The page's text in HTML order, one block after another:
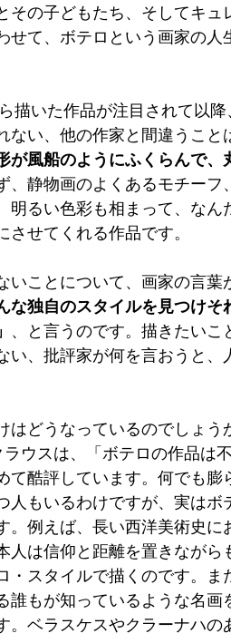
の子どもたち、そしてキュ
て、ボテロという画家の人
描いた作品が注目されて以
い、他の作家と間違うこと
が風船のようにふくらんで、
静物画のよくあるモチーフ
るい色彩も相まって、なん
せてくれる作品です。
ことについて、画家の言葉
な独自のスタイルを見つけそ
、と言うのです。描きたいこ
、批評家が何を言おうと、
はどうなっているのでしょう
ウスは、「ボテロの作品は
酷評しています。何でも膨
もいるわけですが、実はボ
例えば、長い西洋美術史に
は信仰と距離を置きながら
スタイルで描くのです。ま
もが知っているような名画
ベラスケスやクラーナハの